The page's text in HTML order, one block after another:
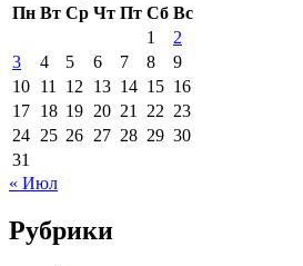
Пн Вт Ср Чт Пт Сб Вс
1
2
3
4 5 6 7 8
9
10 11 12 13 14 15 16
17 18 19 20 21 22 23
24 25 26 27 28 29 30
31
« Июл
Рубрики